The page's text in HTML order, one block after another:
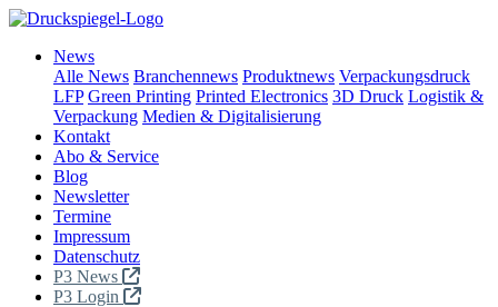
News
Alle News Branchennews Produktnews Verpackungsdruck
LFP Green Printing Printed Electronics 3D Druck Logistik &
Verpackung Medien & Digitalisierung
Kontakt
Abo & Service
Blog
Newsletter
Termine
Impressum
Datenschutz
P3 News
P3 Login